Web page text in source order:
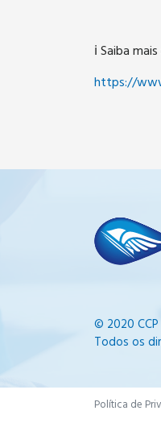
ℹ️ Saiba
https://
© 2020 CCP
Todos os
Política de